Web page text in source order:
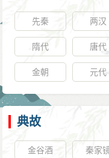
先秦 两汉
隋代 唐代
金朝 元代
典故
金谷酒 秦家